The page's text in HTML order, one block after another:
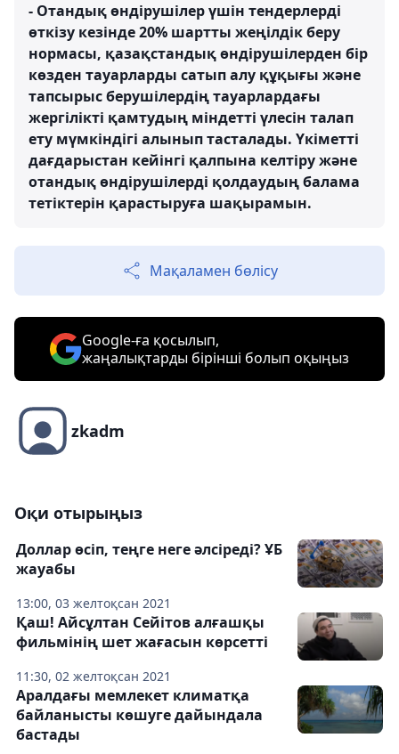
- Отандық өндірушілер үшін тендерлерді
өткізу кезінде 20% шартты жеңілдік беру
нормасы, қазақстандық өндірушілерден бір
көзден тауарларды сатып алу құқығы және
тапсырыс берушілердің тауарлардағы
жергілікті қамтудың міндетті үлесін талап
ету мүмкіндігі алынып тасталады. Үкіметті
дағдарыстан кейінгі қалпына келтіру және
отандық өндірушілерді қолдаудың балама
тетіктерін қарастыруға шақырамын.
Мақаламен бөлісу
Google-ға қосылып,
жаңалықтарды бірінші болып оқыңыз
zkadm
Оқи отырыңыз
13:00, 03 желтоқсан 2021
Доллар өсіп, теңге неге әлсіреді? ҰБ
жауабы
11:30, 02 желтоқсан 2021
Қаш! Айсұлтан Сейітов алғашқы
фильмінің шет жағасын көрсетті
Аралдағы мемлекет климатқа
байланысты көшуге дайындала
бастады